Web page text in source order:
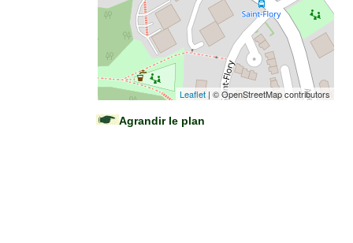
Leaflet | © OpenStreetMap contributors
Agrandir le plan